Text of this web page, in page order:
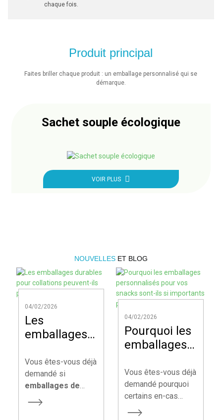
chaque fois.
Produit principal
Faites briller chaque produit : un emballage personnalisé qui se
démarque.
Sachet souple écologique
VOIR PLUS
NOUVELLESET BLOG
04/02/2026
Les
emballages
pour
collations
peuvent-ils
protéger vos
Vous êtes-vous déjà
demandé si
emballages de
collations durables
04/02/2026
Pourquoi les
emballages
pour vos
snacks sont-
ils si
importants
Vous êtes-vous déjà
demandé pourquoi
certains en-cas
attirent